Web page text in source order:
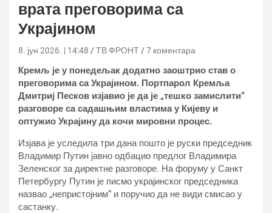
врата преговорима са
Украјином
8. јун 2026. | 14:48 ТВ ФРОНТ 7 коментара
Кремљ је у понедељак додатно заоштрио став о
преговорима са Украјином. Портпарол Кремља
Дмитриј Песков изјавио је да је „тешко замислити“
разговоре са садашњим властима у Кијеву и
оптужио Украјину да кочи мировни процес.
Изјава је уследила три дана пошто је руски председник
Владимир Путин јавно одбацио предлог Владимира
Зеленског за директне разговоре. На форуму у Санкт
Петербургу Путин је писмо украјинског председника
назвао „непристојним“ и поручио да не види смисао у
састанку.